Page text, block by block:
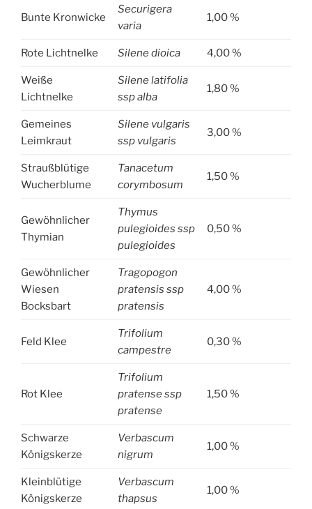
Bunte Kronwicke
Securigera
varia
1,00 %
Rote Lichtnelke Silene dioica 4,00 %
Weiße
Lichtnelke
Silene latifolia
ssp alba
1,80 %
Gemeines
Leimkraut
Silene vulgaris
ssp vulgaris
3,00 %
Straußblütige
Wucherblume
Tanacetum
corymbosum
1,50 %
Gewöhnlicher
Thymian
Thymus
pulegioides ssp
pulegioides
0,50 %
Gewöhnlicher
Wiesen
Bocksbart
Tragopogon
pratensis ssp
pratensis
4,00 %
Feld Klee
Trifolium
campestre
0,30 %
Rot Klee
Trifolium
pratense ssp
pratense
1,50 %
Schwarze
Königskerze
Verbascum
nigrum
1,00 %
Kleinblütige
Königskerze
Verbascum
thapsus
1,00 %